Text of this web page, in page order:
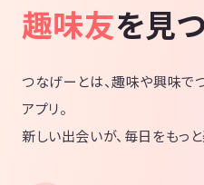
趣味友を見
つなげーとは、趣味や興味で
アプリ。
新しい出会いが、毎日をもっと